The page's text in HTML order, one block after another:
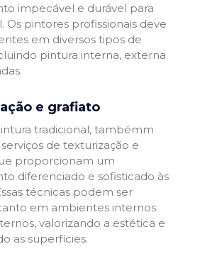
impecável e durável para
Os pintores profissionais deve
em diversos tipos de
pintura interna, externa
e grafiato
tradicional, tambémm
de texturização e
proporcionam um
diferenciado e sofisticado às
técnicas podem ser
em ambientes internos
valorizando a estética e
as superfícies.